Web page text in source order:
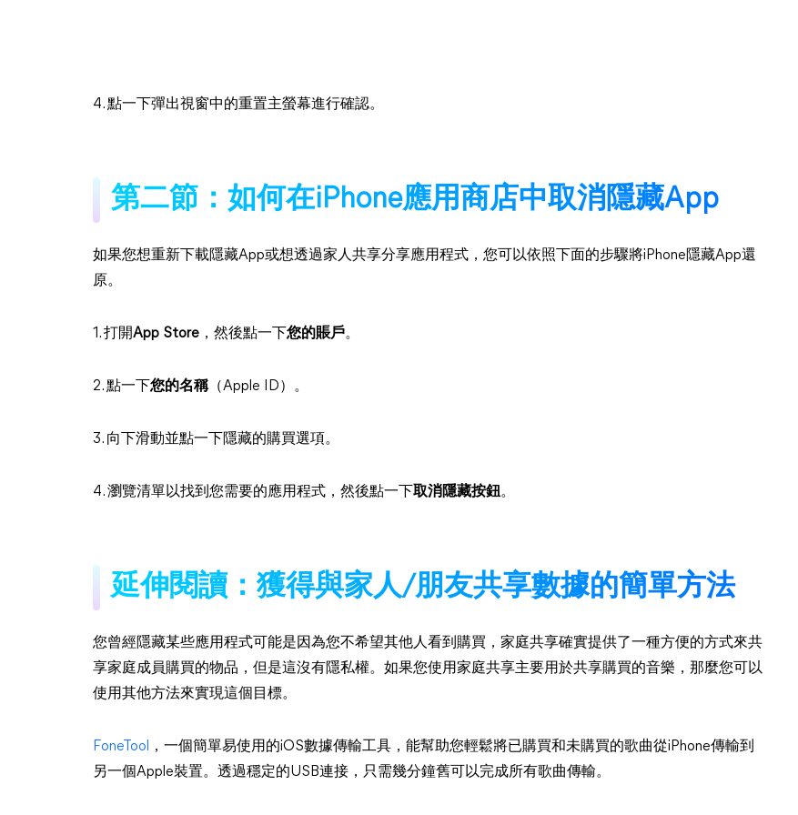
4. 點一下彈出視窗中的重置主螢幕進行確認。
第二節：如何在iPhone應用商店中取消隱藏App
如果您想重新下載隱藏App或想透過家人共享分享應用程式，您可以依照下面的步驟將iPhone隱藏App還
原。
1. 打開App Store ，然後點一下您的賬戶。
2. 點一下您的名稱（Apple ID）。
3. 向下滑動並點一下隱藏的購買選項。
4. 瀏覽清單以找到您需要的應用程式，然後點一下取消隱藏按鈕。
延伸閱讀：獲得與家人/朋友共享數據的簡單方法
您曾經隱藏某些應用程式可能是因為您不希望其他人看到購買，家庭共享確實提供了一種方便的方式來共
享家庭成員購買的物品，但是這沒有隱私權。如果您使用家庭共享主要用於共享購買的音樂，那麼您可以
使用其他方法來實現這個目標。
FoneTool
，一個簡單易使用的iOS數據傳輸工具，能幫助您輕鬆將已購買和未購買的歌曲從iPhone傳輸到
另一個Apple裝置。透過穩定的USB連接，只需幾分鐘舊可以完成所有歌曲傳輸。